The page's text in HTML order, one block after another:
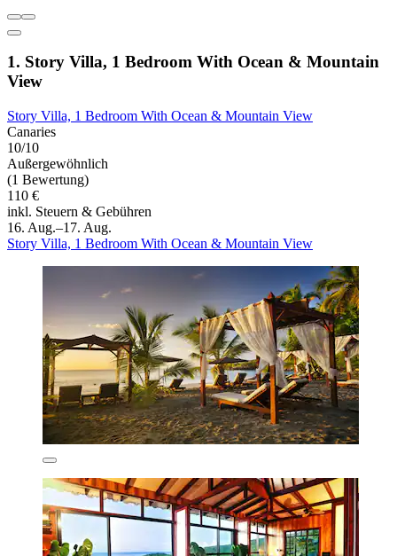
1. Story Villa, 1 Bedroom With Ocean & Mountain
View
Story Villa, 1 Bedroom With Ocean & Mountain View
Canaries
10/10
Außergewöhnlich
(1 Bewertung)
110 €
inkl. Steuern & Gebühren
16. Aug.–17. Aug.
Story Villa, 1 Bedroom With Ocean & Mountain View